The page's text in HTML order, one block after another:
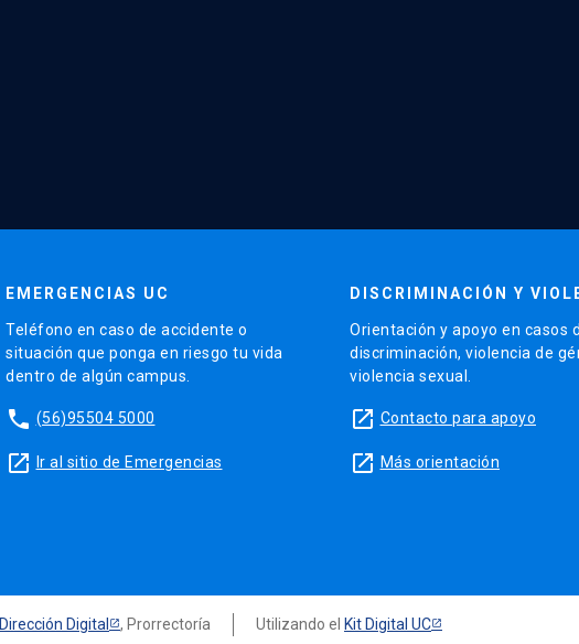
EMERGENCIAS UC
Teléfono en caso de accidente o
situación que ponga en riesgo tu vida
dentro de algún campus.
phone (56)95504 5000
launch Ir al sitio de Emergencias
DISCRIMINACIÓN Y
Orientación y apoyo en casos
discriminación, violencia de
violencia sexual.
launch Contacto para apoyo
launch Más orientación
Dirección Digital , Prorrectoría Utilizando el Kit Digital UC